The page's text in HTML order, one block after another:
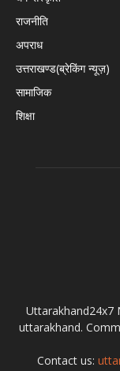
राजनीति
अपराध
उत्तराखण्ड(ब्रेकिंग न्यूज़)
सामाजिक
शिक्षा
Uttarakhand24x7
uttarakhand.
Contact us: